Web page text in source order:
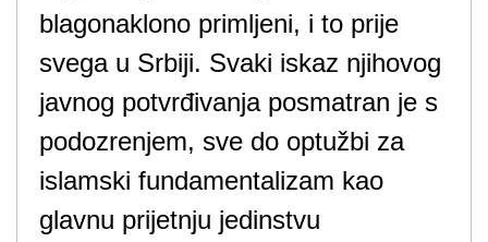
blagonaklono primljeni, i to prije
svega u Srbiji. Svaki iskaz njihovog
javnog potvrđivanja posmatran je s
podozrenjem, sve do optužbi za
islamski fundamentalizam kao
glavnu prijetnju jedinstvu